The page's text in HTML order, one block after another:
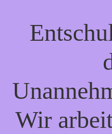
Wir